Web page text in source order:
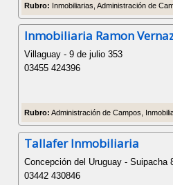
Rubro: Inmobiliarias, Administración de
Inmobiliaria Ramon
Villaguay - 9 de julio 353
03455 424396
Rubro: Administración de Campos,
Tallafer Inmobiliaria
Concepción del Uruguay - Suipacha
03442 430846